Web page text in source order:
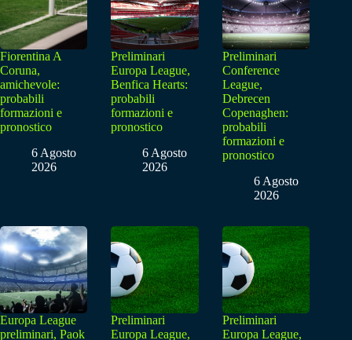
Fiorentina A
Coruna,
amichevole:
probabili
formazioni e
pronostico
6 Agosto
2026
Preliminari
Europa League,
Benfica Hearts:
probabili
formazioni e
pronostico
6 Agosto
2026
Preliminari
Conference
League,
Debrecen
Copenaghen:
probabili
formazioni e
pronostico
6 Agosto
2026
Europa League
preliminari, Paok
Preliminari
Europa League,
Preliminari
Europa League,